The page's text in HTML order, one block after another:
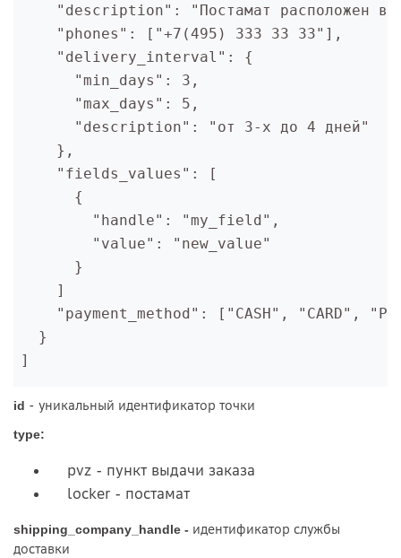
"description": "Постамат расположен в
    "phones": ["+7(495) 333 33 33"],
    "delivery_interval": {
      "min_days": 3,
      "max_days": 5,
      "description": "от 3-х до 4 дней"
    },
    "fields_values": [
      {
        "handle": "my_field",
        "value": "new_value"
      }
    ]
"payment_method": ["CASH", "CARD",
  }
]
id - уникальный идентификатор точки
type:
pvz - пункт выдачи заказа
locker - постамат
shipping_company_handle - идентификатор службы
доставки